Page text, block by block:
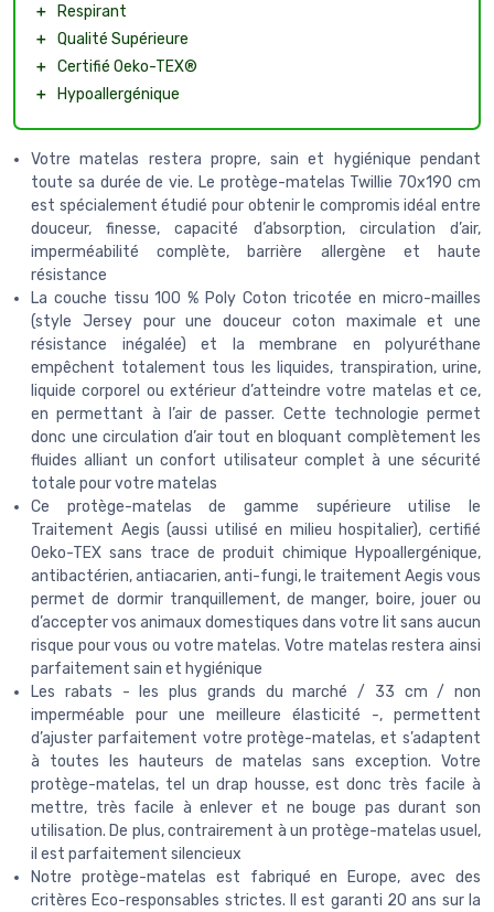
＋
Respirant
＋ Qualité Supérieure
＋ Certifié Oeko-TEX®
＋
Hypoallergénique
Votre matelas restera propre, sain et hygiénique pendant
toute sa durée de vie. Le protège-matelas Twillie 70x190 cm
est spécialement étudié pour obtenir le compromis idéal entre
douceur, finesse, capacité d’absorption, circulation d’air,
imperméabilité complète, barrière allergène et haute
résistance
La couche tissu 100 % Poly Coton tricotée en micro-mailles
(style Jersey pour une douceur coton maximale et une
résistance inégalée) et la membrane en polyuréthane
empêchent totalement tous les liquides, transpiration, urine,
liquide corporel ou extérieur d’atteindre votre matelas et ce,
en permettant à l’air de passer. Cette technologie permet
donc une circulation d’air tout en bloquant complètement les
fluides alliant un confort utilisateur complet à une sécurité
totale pour votre matelas
Ce protège-matelas de gamme supérieure utilise le
Traitement Aegis (aussi utilisé en milieu hospitalier), certifié
Oeko-TEX sans trace de produit chimique Hypoallergénique,
antibactérien, antiacarien, anti-fungi, le traitement Aegis vous
permet de dormir tranquillement, de manger, boire, jouer ou
d’accepter vos animaux domestiques dans votre lit sans aucun
risque pour vous ou votre matelas. Votre matelas restera ainsi
parfaitement sain et hygiénique
Les rabats - les plus grands du marché / 33 cm / non
imperméable pour une meilleure élasticité -, permettent
d’ajuster parfaitement votre protège-matelas, et s’adaptent
à toutes les hauteurs de matelas sans exception. Votre
protège-matelas, tel un drap housse, est donc très facile à
mettre, très facile à enlever et ne bouge pas durant son
utilisation. De plus, contrairement à un protège-matelas usuel,
il est parfaitement silencieux
Notre protège-matelas est fabriqué en Europe, avec des
critères Eco-responsables strictes. Il est garanti 20 ans sur la